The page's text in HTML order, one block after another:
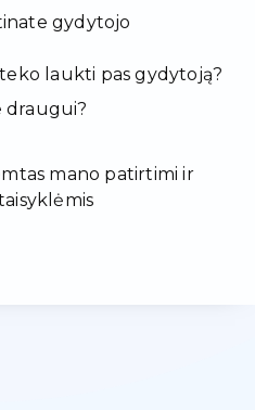
gydytojo
laukti pas gydytoją?
mano patirtimi ir